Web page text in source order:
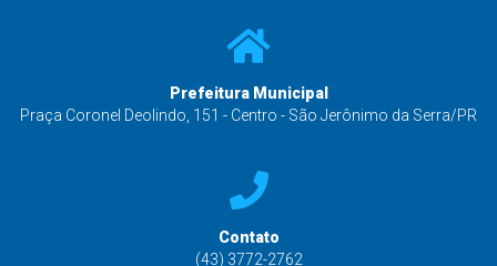
Prefeitura Municipal
Praça Coronel Deolindo, 151 - Centro - São Jerônimo da Serra/PR
Contato
(43) 3772-2762